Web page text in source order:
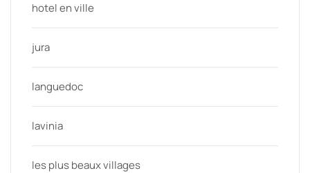
hotel en ville
jura
languedoc
lavinia
les plus beaux villages